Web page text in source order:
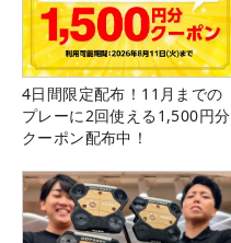
4日間限定配布！11月までの
プレーに2回使える1,500円分
クーポン配布中！